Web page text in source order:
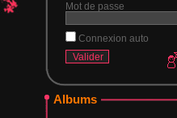
Mot de passe
Connexion auto
Albums